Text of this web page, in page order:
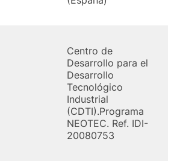
Centro de
Desarrollo para el
Desarrollo
Tecnológico
Industrial
(CDTI).Programa
NEOTEC. Ref. IDI-
20080753